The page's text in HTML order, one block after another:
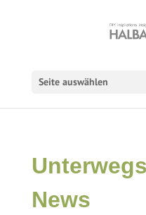
Seite auswählen
News